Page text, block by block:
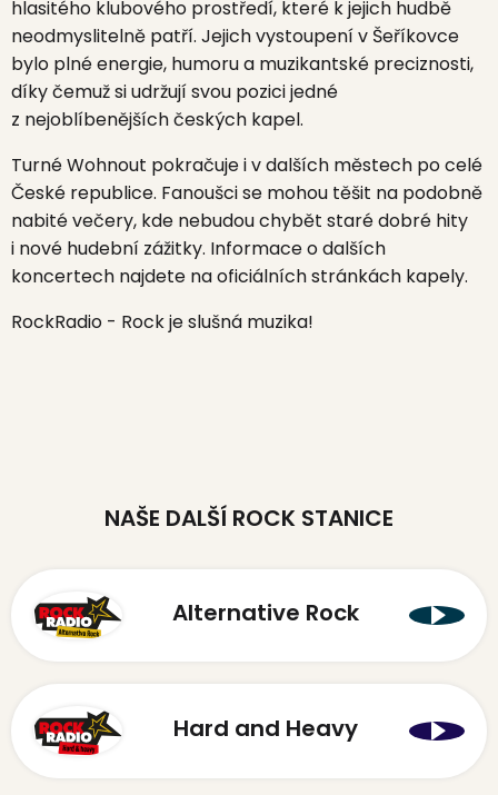
hlasitého klubového prostředí, které k jejich hudbě
neodmyslitelně patří. Jejich vystoupení v Šeříkovce
bylo plné energie, humoru a muzikantské preciznosti,
díky čemuž si udržují svou pozici jedné
z nejoblíbenějších českých kapel.
Turné Wohnout pokračuje i v dalších městech po celé
České republice. Fanoušci se mohou těšit na podobně
nabité večery, kde nebudou chybět staré dobré hity
i nové hudební zážitky. Informace o dalších
koncertech najdete na oficiálních stránkách kapely.
RockRadio - Rock je slušná muzika!
NAŠE DALŠÍ ROCK STANICE
Alternative Rock
Hard and Heavy